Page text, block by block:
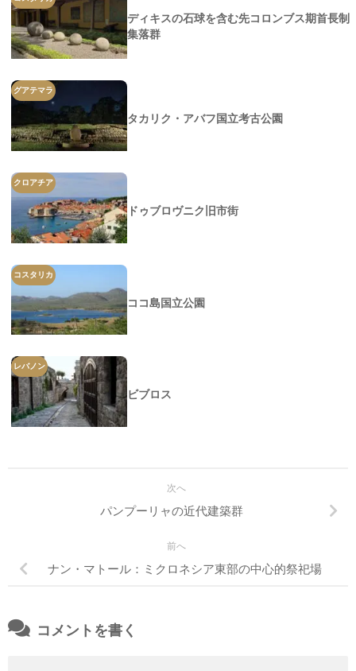
ディキスの石球を含む先コロンブス期首長制
集落群
グアテマラ
タカリク・アバフ国立考古公園
クロアチア
ドゥブロヴニク旧市街
コスタリカ
ココ島国立公園
レバノン
ビブロス
次へ
パンプーリャの近代建築群
前へ
ナン・マトール：ミクロネシア東部の中心的祭祀場
コメントを書く